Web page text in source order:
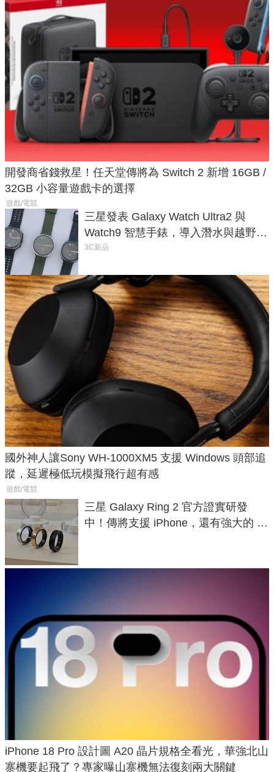
開發商省錢救星！任天堂傳將為 Switch 2 新增 16GB /
32GB 小容量遊戲卡的選擇
遊戲/電競
三星發表 Galaxy Watch Ultra2 與
Watch9 智慧手錶，導入潛水與越野跑
導航功能
3C新品
國外神人讓Sony WH-1000XM5 支援 Windows 頭部追
蹤，延遲極低玩模擬飛行超有感
遊戲/電競
三星 Galaxy Ring 2 官方證實研發
中！傳將支援 iPhone，還有強大的 AI
iPhone 18 Pro 設計圖 A20 晶片規格全看光，華強北山
寨機要起飛了？專家曝山寨機無法復刻兩大關鍵